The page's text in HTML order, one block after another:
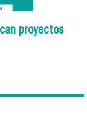
proyectos